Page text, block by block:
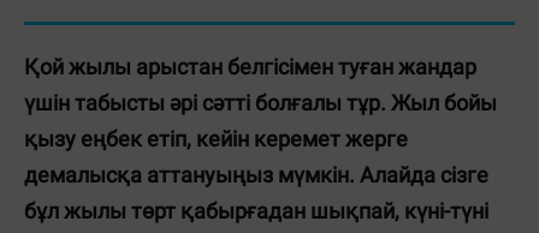
Қой жылы арыстан белгісімен туған жандар
үшін табысты әрі сәтті болғалы тұр. Жыл бойы
қызу еңбек етіп, кейін керемет жерге
демалысқа аттануыңыз мүмкін. Алайда сізге
бұл жылы төрт қабырғадан шықпай, күні-түні